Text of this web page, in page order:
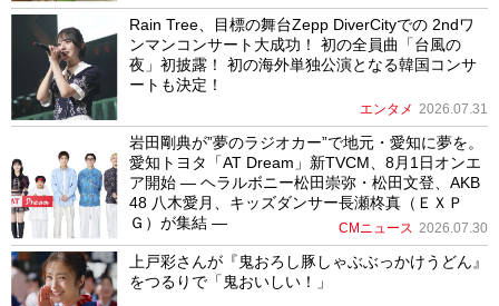
Rain Tree、目標の舞台Zepp DiverCityでの 2ndワ
ンマンコンサート大成功！ 初の全員曲「台風の
夜」初披露！ 初の海外単独公演となる韓国コンサ
ートも決定！
エンタメ 2026.07.31
岩田剛典が”夢のラジオカー”で地元・愛知に夢を。
愛知トヨタ「AT Dream」新TVCM、8月1日オンエ
ア開始 ― ヘラルボニー松田崇弥・松田文登、AKB
48 八木愛月、キッズダンサー長瀬柊真（ＥＸＰ
Ｇ）が集結 ―
CMニュース 2026.07.30
上戸彩さんが『鬼おろし豚しゃぶぶっかけうどん』
をつるりで「鬼おいしい！」